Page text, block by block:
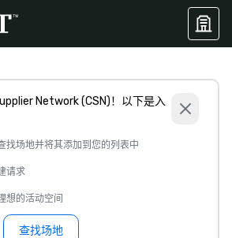
Network (CSN)！以下是入
找场地并将其添加到您的列表中
请求
想的活动空间
查找场地